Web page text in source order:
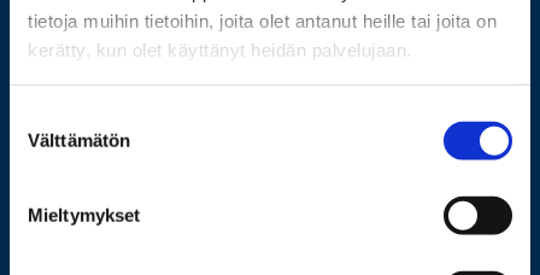
tietoja muihin tietoihin, joita olet antanut heille tai joita on
kerätty, kun olet käyttänyt heidän palvelujaan.
valinta
Välttämätön
Mieltymykset